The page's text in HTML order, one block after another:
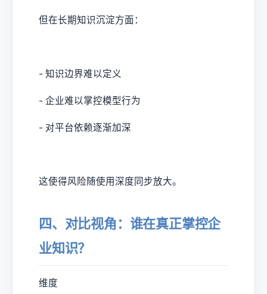
但在长期知识沉淀方面：
- 知识边界难以定义
- 企业难以掌控模型行为
- 对平台依赖逐渐加深
这使得风险随使用深度同步放大。
四、对比视角：谁在真正掌控企
业知识？
维度